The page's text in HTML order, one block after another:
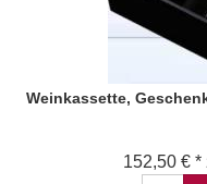
Weinkassette,
152,50 € *